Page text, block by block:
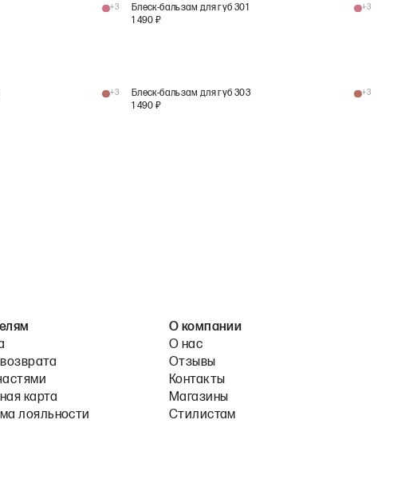
+3
Блеск-бальзам для губ 301
1 490 ₽
+3
+3
Блеск-бальзам для губ 303
1 490 ₽
+3
карта
лояльности
О компании
О нас
Отзывы
Контакты
Магазины
Стилистам